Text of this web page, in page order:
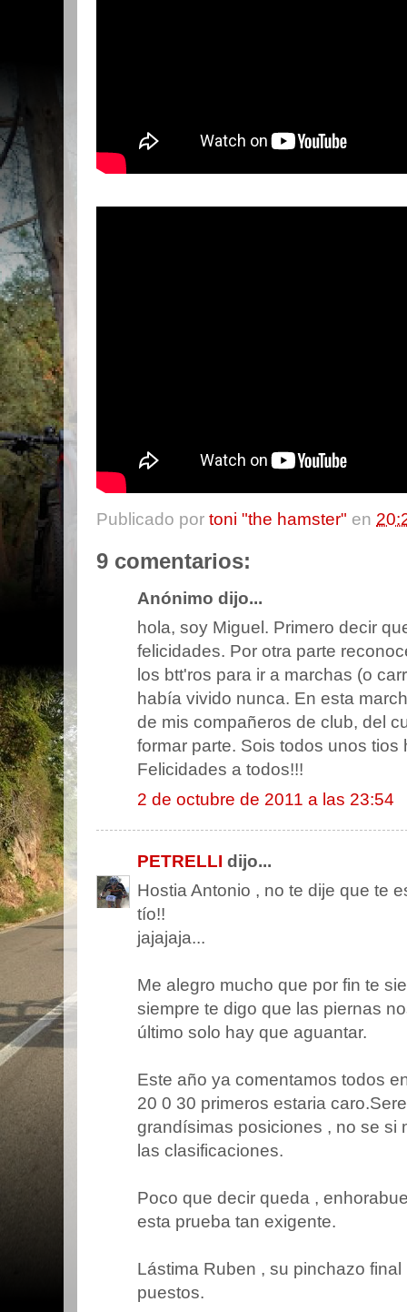
Publicado por toni "the hamster" en
9 comentarios:
Anónimo dijo...
hola, soy Miguel. Primero decir
felicidades. Por otra parte
los btt'ros para ir a marchas (o
había vivido nunca. En esta
de mis compañeros de club, del
formar parte. Sois todos unos tios
Felicidades a todos!!!
2 de octubre de 2011 a las 23:54
PETRELLI dijo...
Hostia Antonio , no te dije que te
tío!!
jajajaja...
Me alegro mucho que por fin te
siempre te digo que las piernas
último solo hay que aguantar.
Este año ya comentamos todos
20 0 30 primeros estaria
grandísimas posiciones , no se si
las clasificaciones.
Poco que decir queda ,
esta prueba tan exigente.
Lástima Ruben , su pinchazo
puestos.